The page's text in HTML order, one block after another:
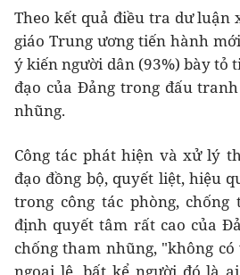
Theo kết quả điều tra dư luận
giáo Trung ương tiến hành
ý kiến người dân (93%) bày tỏ
đạo của Đảng trong đấu
nhũng.
Công tác phát hiện và xử lý
đạo đồng bộ, quyết liệt, hiệu
trong công tác phòng, chống
định quyết tâm rất cao của
chống tham nhũng, "không có